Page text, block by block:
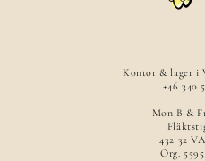
Kontor & lager i
+46 340
Mon B &
432 32
Org.